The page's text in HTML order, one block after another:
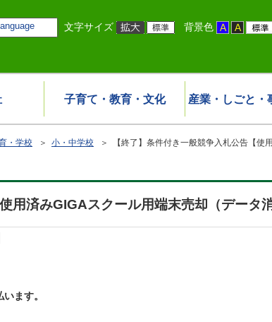
文字サイズ 背景色
子育て・教育・文化 産業・しごと・
・学校 ＞ 小・中学校 ＞ 【終了】条件付き一般競争入札公告【使
用済みGIGAスクール用端末売却（データ
ます。